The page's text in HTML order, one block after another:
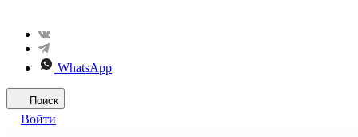
WhatsApp
Поиск
Войти